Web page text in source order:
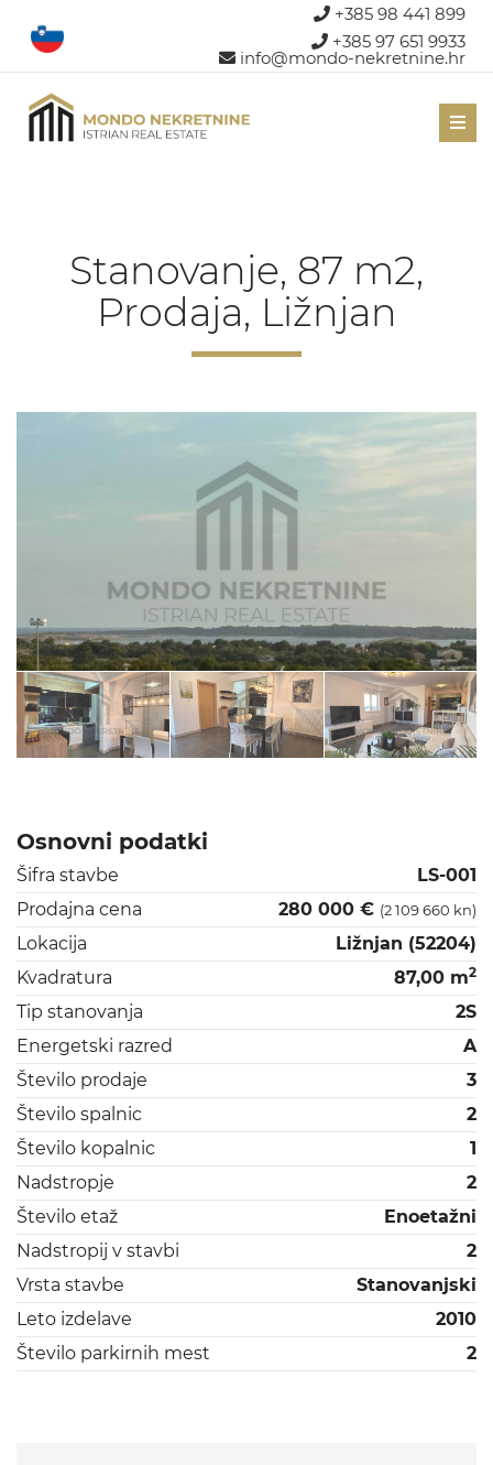
+385 98 441 899
+385 97 651 9933
info@mondo-nekretnine.hr
Stanovanje, 87 m2,
Prodaja, Ližnjan
Osnovni podatki
Šifra stavbe
LS-001
Prodajna cena
280 000 € (2 109 660 kn)
Lokacija
Ližnjan (52204)
Kvadratura
87,00 m2
Tip stanovanja
2S
Energetski razred
A
Število prodaje
3
Število spalnic
2
Število kopalnic
1
Nadstropje
2
Število etaž
Enoetažni
Nadstropij v stavbi
2
Vrsta stavbe
Stanovanjski
Leto izdelave
2010
Število parkirnih mest
2